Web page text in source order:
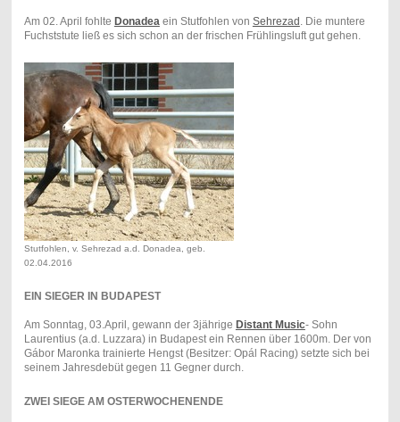
Am 02. April fohlte Donadea ein Stutfohlen von Sehrezad . Die muntere
Fuchststute ließ es sich schon an der frischen Frühlingsluft gut gehen.
Stutfohlen, v. Sehrezad a.d. Donadea, geb.
02.04.2016
EIN SIEGER IN BUDAPEST
Am Sonntag, 03.April, gewann der 3jährige Distant Music- Sohn
Laurentius (a.d. Luzzara) in Budapest ein Rennen über 1600m. Der von
Gábor Maronka trainierte Hengst (Besitzer: Opál Racing) setzte sich bei
seinem Jahresdebüt gegen 11 Gegner durch.
ZWEI SIEGE AM OSTERWOCHENENDE